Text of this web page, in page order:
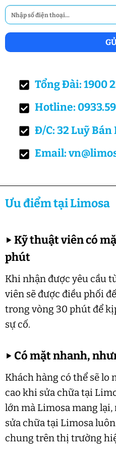
Tổng Đài: 1900
Hotline:
Đ/C: 32 Luỹ Bán
Email:
Ưu điểm tại Limosa
▶Kỹ thuật viên có
phút
Khi nhận được yêu cầu
viên sẽ được điều phối
trong vòng 30 phút để
sự cố.
▶ Có mặt nhanh,
Khách hàng có thể sẽ lo
cao khi sửa chữa tại
lớn mà Limosa mang
sửa chữa tại Limosa
chung trên thị trường